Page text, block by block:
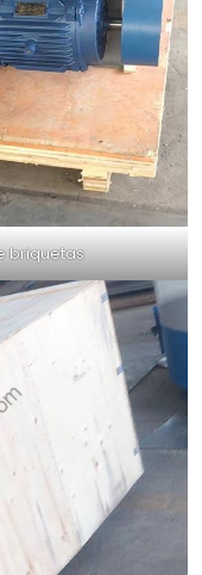
briquetas